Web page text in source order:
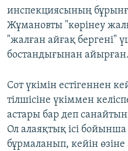
инспекциясының
Жұмановты "көрінеу
"жалған айғақ бергені"
бостандығынан айырған.
Сот үкімін естігеннен
тілшісіне үкіммен
астары бар деп
Ол алаяқтық ісі бойынша
бұрмаланып, кейін